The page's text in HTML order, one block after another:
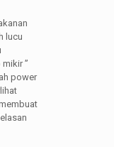
lucu
”
power